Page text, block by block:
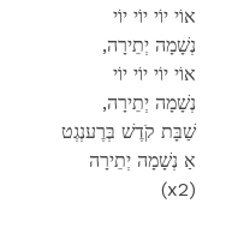
אוֹי יוֹי יוֹי יוֹי
,נְשָׁמָה יְתֵירָה
אוֹי יוֹי יוֹי יוֹי
,נְשָׁמָה יְתֵירָה
שַׁבָּת קֹדֶשׁ בְּרֶענְגְט
אַ נְשָׁמָה יְתֵירָה
(x2)